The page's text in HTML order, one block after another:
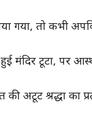
गया, तो कभी
मंदिर टूटा, पर
अटूट श्रद्धा का